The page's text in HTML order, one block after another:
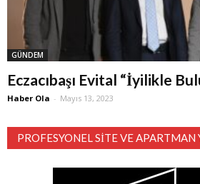
GÜNDEM
Eczacıbaşı Evital “İyilikle
Haber Ola - Mayıs 13, 2023
PROFESYONEL SITE VE